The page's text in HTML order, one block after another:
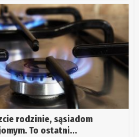
rodzinie, sąsiadom
To ostatni...